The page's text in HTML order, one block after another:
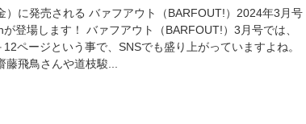
）に発売される バァフアウト（BARFOUT!）2024年3月号
登場します！ バァフアウト（BARFOUT!）3月号では、
ページという事で、SNSでも盛り上がっていますよね。
飛鳥さんや道枝駿...